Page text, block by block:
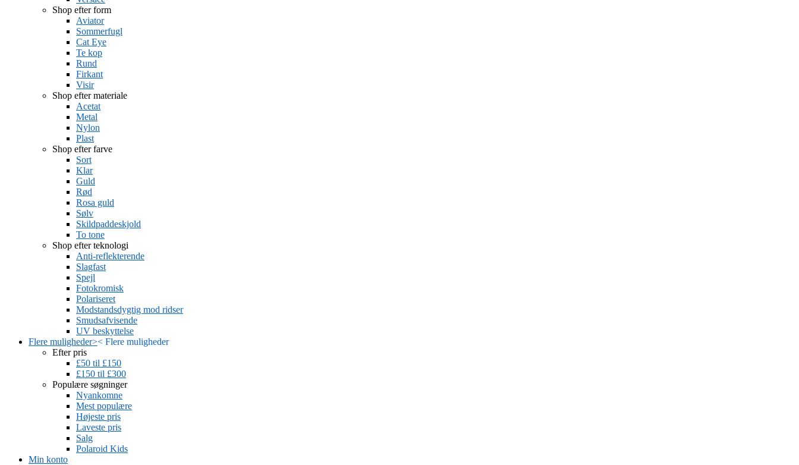
Shop efter form
Aviator
Sommerfugl
Cat Eye
Te kop
Rund
Firkant
Visir
Shop efter materiale
Acetat
Metal
Nylon
Plast
Shop efter farve
Sort
Klar
Guld
Rød
Rosa guld
Sølv
Skildpaddeskjold
To tone
Shop efter teknologi
Anti-reflekterende
Slagfast
Spejl
Fotokromisk
Polariseret
Modstandsdygtig mod ridser
Smudsafvisende
UV beskyttelse
Flere muligheder>< Flere muligheder
Efter pris
£50 til £150
£150 til £300
Populære søgninger
Nyankomne
Mest populære
Højeste pris
Laveste pris
Salg
Polaroid Kids
Min konto